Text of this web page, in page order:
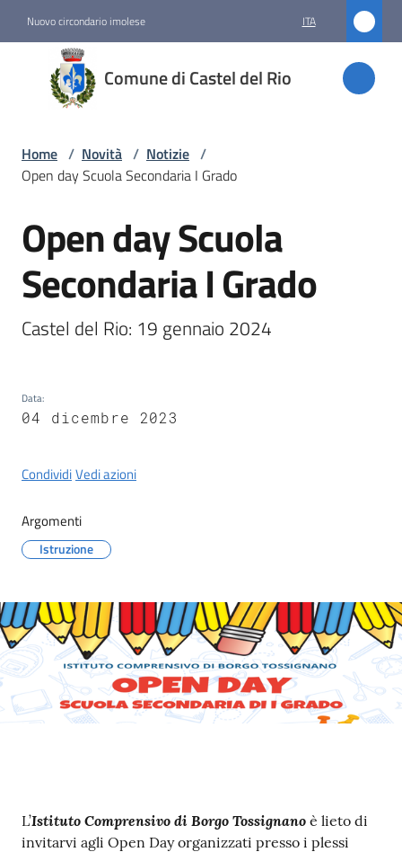
Nuovo circondario imolese ITA
Comune di Castel del Rio
Comune
di
Castel
Amministrazione
Novità
Menu selezionato
Servizi
Vivere
Castel
line
Tutti
gli
argomenti
Home / Novità / Notizie /
Open day Scuola Secondaria I Grado
Salta al contenuto
Open day Scuola
Secondaria I Grado
Castel del Rio: 19 gennaio 2024
Data:
04 dicembre 2023
CondividiVedi azioni
Argomenti
Istruzione
Contenuto
L’Istituto Comprensivo di Borgo Tossignano è lieto di
invitarvi agli Open Day organizzati presso i plessi